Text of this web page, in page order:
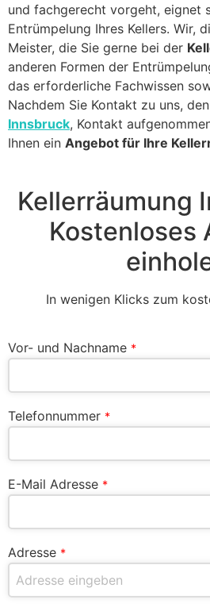
und fachgerecht vorgeht, eignet
Entrümpelung Ihres Kellers. Wir,
Meister, die Sie gerne bei der
anderen Formen der
das erforderliche Fachwissen
Nachdem Sie Kontakt zu uns, den
Innsbruck, Kontakt
Ihnen ein Angebot für Ihre
Kellerräumung
Kostenloses
In wenigen Klicks zum
Vor- und Nachname *
Telefonnummer *
E-Mail Adresse *
Adresse *